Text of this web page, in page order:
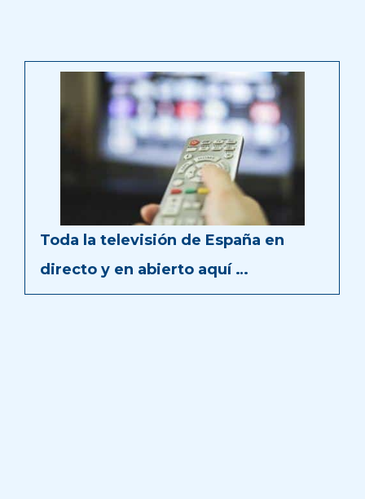
Toda la televisión de España en
directo y en abierto aquí …